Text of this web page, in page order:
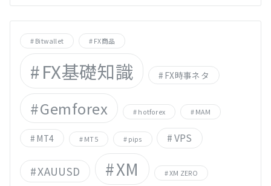
Bitwallet FX商品
FX基礎知識 FX時事ネタ
Gemforex hotforex MAM
MT4 MT5 pips VPS
XAUUSD XM XM ZERO